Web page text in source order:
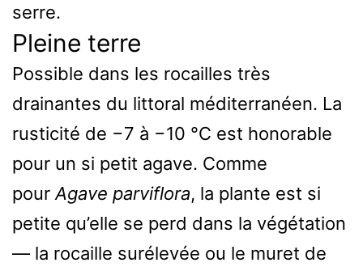
serre.
Pleine terre
Possible dans les rocailles très
drainantes du littoral méditerranéen. La
rusticité de −7 à −10 °C est honorable
pour un si petit agave. Comme
pour Agave parviflora, la plante est si
petite qu’elle se perd dans la végétation
— la rocaille surélevée ou le muret de